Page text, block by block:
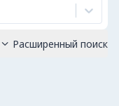
 Расширенный поиск